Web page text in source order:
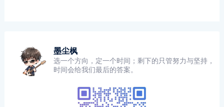
墨尘枫
选一个方向，定一个时间；剩下的只管努力与坚持，
时间会给我们最后的答案。